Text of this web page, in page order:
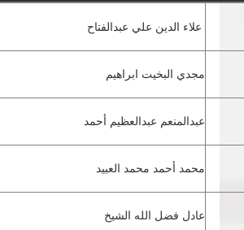
علاء الدين علي عبدالفتاح
مجدي البخيت ابراهيم
عبدالمنعم عبدالعظيم أحمد
محمد أحمد محمد العبيد
عادل فضل الله الشيخ